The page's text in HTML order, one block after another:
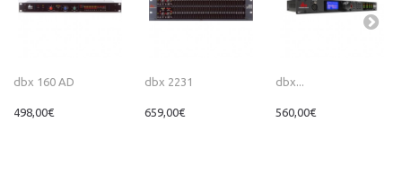
dbx 160 AD
498,00€
dbx 2231
659,00€
dbx...
560,00€